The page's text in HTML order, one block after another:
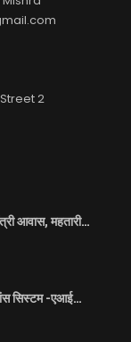
2
आवास, महतारी…
सिस्टम -एआई…